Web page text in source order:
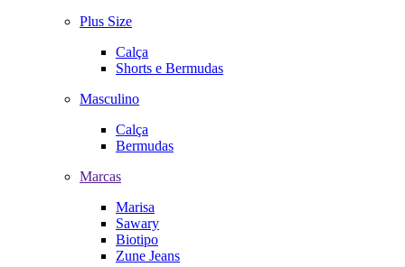
Plus Size
Calça
Shorts e Bermudas
Masculino
Calça
Bermudas
Marcas
Marisa
Sawary
Biotipo
Zune Jeans